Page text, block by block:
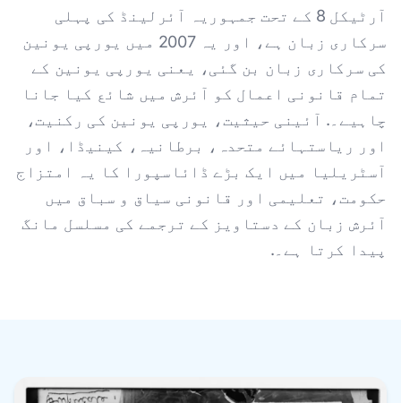
آرٹیکل 8 کے تحت جمہوریہ آئرلینڈ کی پہلی
سرکاری زبان ہے، اور یہ 2007 میں یورپی یونین
کی سرکاری زبان بن گئی، یعنی یورپی یونین کے
تمام قانونی اعمال کو آئرش میں شائع کیا جانا
چاہیے۔. آئینی حیثیت، یورپی یونین کی رکنیت،
اور ریاستہائے متحدہ، برطانیہ، کینیڈا، اور
آسٹریلیا میں ایک بڑے ڈائاسپورا کا یہ امتزاج
حکومت، تعلیمی اور قانونی سیاق و سباق میں
آئرش زبان کے دستاویز کے ترجمے کی مسلسل مانگ
پیدا کرتا ہے۔.